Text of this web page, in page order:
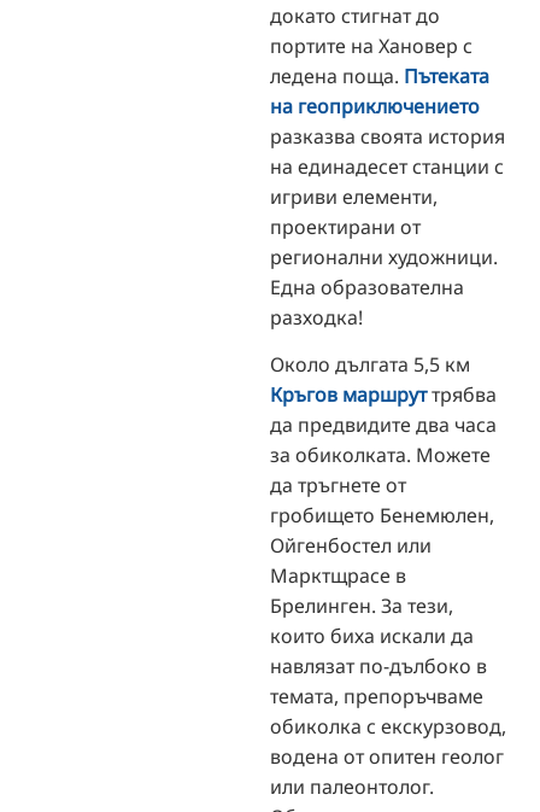
докато стигнат до
портите на Хановер с
ледена поща. Пътеката
на геоприключението
разказва своята история
на единадесет станции с
игриви елементи,
проектирани от
регионални художници.
Една образователна
разходка!
Около дългата 5,5 км
Кръгов маршруттрябва
да предвидите два часа
за обиколката. Можете
да тръгнете от
гробището Бенемюлен,
Ойгенбостел или
Марктщрасе в
Брелинген. За тези,
които биха искали да
навлязат по-дълбоко в
темата, препоръчваме
обиколка с екскурзовод,
водена от опитен геолог
или палеонтолог.